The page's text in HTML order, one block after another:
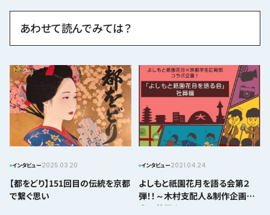
あわせて読んでみては？
インタビュー2025.03.20
【都をどり】151回目の伝統を京都
で繋ぐ思い
インタビュー2021.04.24
よしもと祇園花月を語る会第２
弾！！～木村支配人＆制作企画担
当の萩原さん～